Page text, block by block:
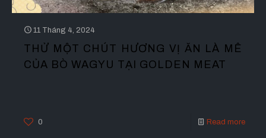
11 Tháng 4, 2024
THỬ MỘT CHÚT HƯƠNG VỊ ĂN LÀ MÊ
CỦA BÒ WAGYU TẠI GOLDEN MEAT
0 Read more